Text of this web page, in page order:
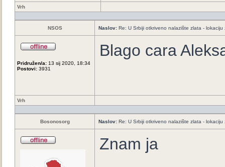
Vrh
NSOS Naslov: Re: U Srbiji otkriveno nalazište zlata -
Pridružen/a: 13 sij 2020, 18:34
Postovi: 3931
Blago cara
Vrh
Bosonosorg Naslov: Re: U Srbiji otkriveno nalazište zlata -
Znam ja